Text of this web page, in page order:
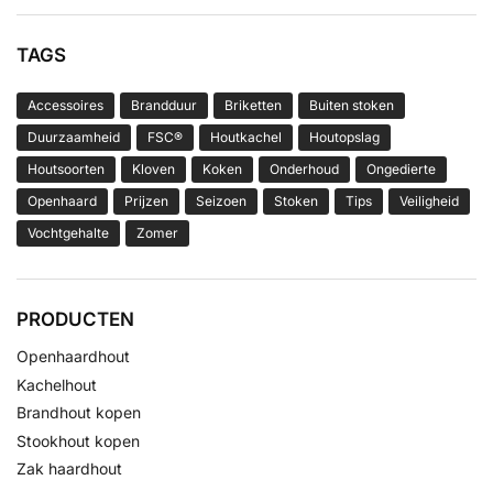
TAGS
Accessoires Brandduur Briketten
Buiten stoken
Duurzaamheid
FSC® Houtkachel
Houtopslag
Houtsoorten
Kloven Koken Onderhoud
Ongedierte
Openhaard
Prijzen Seizoen Stoken Tips
Veiligheid
Vochtgehalte
Zomer
PRODUCTEN
Openhaardhout
Kachelhout
Brandhout kopen
Stookhout kopen
Zak haardhout